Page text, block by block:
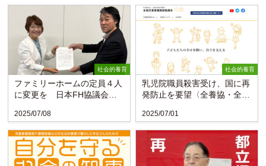
社会的養育
ファミリーホームの定員４人
に変更を 日本FH協議会が
2025/07/08
社会的養育
乳児院職員殺害受け、国に再
発防止を要望〈全養協・全乳
2025/07/01